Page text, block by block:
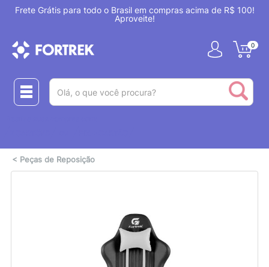
de R$ 100!
É sua primeira compra? Aproveite 7% OFF com o
NOVOAQUI
0
< Peças de Reposição